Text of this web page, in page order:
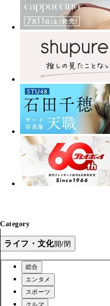
Category
ライフ・文化開/閉
総合
エンタメ
スポーツ
クルマ